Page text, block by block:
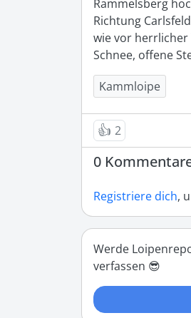
Rammelsberg
Richtung
wie vor
Schnee, offene
Kammloipe
👍 2
0
Registriere dich,
Werde
verfassen 😎